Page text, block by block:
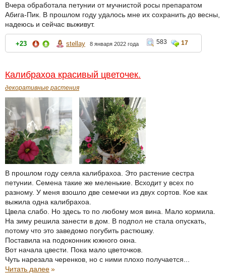
Вчера обработала петунии от мучнистой росы препаратом
Абига-Пик. В прошлом году удалось мне их сохранить до весны,
надеюсь и сейчас выживут.
+23 stellay 8 января 2022 года 583 17
Калибрахоа красивый цветочек.
декоративные растения
В прошлом году сеяла калибрахоа. Это растение сестра
петунии. Семена такие же меленькие. Всходит у всех по
разному. У меня взошло две семечки из двух сортов. Кое как
выжила одна калибрахоа.
Цвела слабо. Но здесь то по любому моя вина. Мало кормила.
На зиму решила занести в дом. В подпол не стала опускать,
потому что это заведомо погубить растюшку.
Поставила на подоконник южного окна.
Вот начала цвести. Пока мало цветочков.
Чуть нарезала черенков, но с ними плохо получается...
Читать далее»